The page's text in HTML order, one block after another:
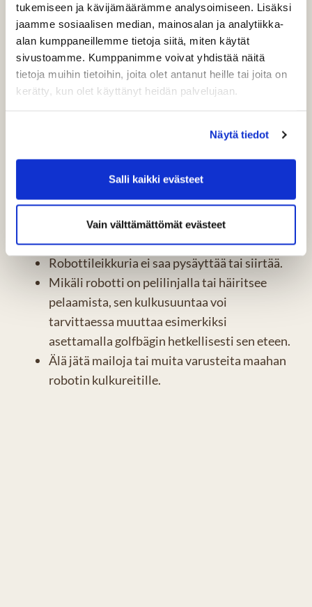
tukemiseen ja kävijämäärämme analysoimiseen. Lisäksi
jaamme sosiaalisen median, mainosalan ja analytiikka-
alan kumppaneillemme tietoja siitä, miten käytät
sivustoamme. Kumppanimme voivat yhdistää näitä
tietoja muihin tietoihin, joita olet antanut heille tai joita on
kerätty, kun olet käyttänyt heidän palvelujaan.
Näytä tiedot
Salli kaikki evästeet
Vain välttämättömät evästeet
Pelaamista koskevat ohjeet:
Jos lyömäsi pallo osuu liikkuvaan
robottileikkuriin, peliä jatketaan siitä, mihin
Pysähdyksissä oleva robottileikkuri ja
latausasema ovat kiinteitä haittoja, joista
saa vapautua ilman rangaistusta
golfsääntöjen mukaisesti.
Robottileikkuria ei saa pysäyttää tai siirtää.
Mikäli robotti on pelilinjalla tai häiritsee
pelaamista, sen kulkusuuntaa voi
tarvittaessa muuttaa esimerkiksi
asettamalla golfbägin hetkellisesti sen eteen.
Älä jätä mailoja tai muita varusteita maahan
robotin kulkureitille.